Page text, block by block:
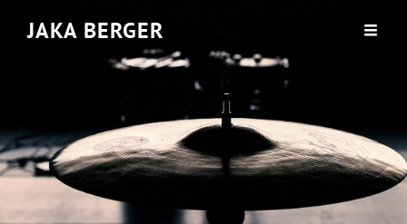
JAKA BERGER